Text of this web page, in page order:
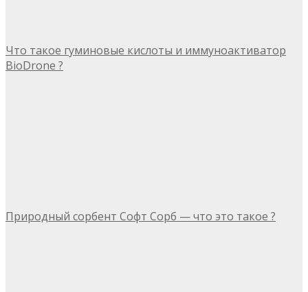
Что такое гуминовые кислоты и иммуноактиватор
BioDrone ?
Природный сорбент Софт Сорб — что это такое ?